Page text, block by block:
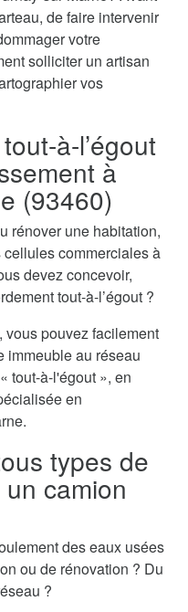
de faire intervenir
votre
solliciter un artisan
vos
à-l’égout
à
(93460)
rénover une habitation,
commerciales à
devez concevoir,
tout-à-l’égout ?
pouvez facilement
immeuble au réseau
tout-à-l'égout », en
en
types de
camion
des eaux usées
ou de rénovation ? Du
?